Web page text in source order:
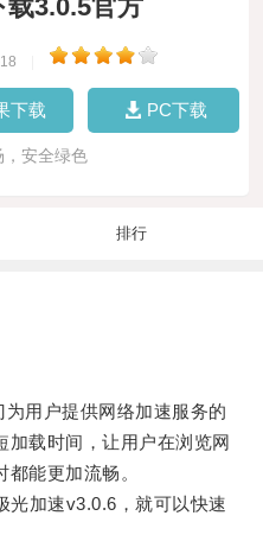
3.0.5官方
下载 PC下载
，安全绿色
排行
用户提供网络加速服务的
加载时间，让用户在浏览网
能更加流畅。
加速v3.0.6，就可以快速